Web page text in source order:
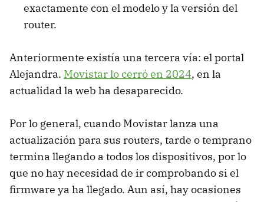
exactamente con el modelo y la versión del
router.
Anteriormente existía una tercera vía: el portal
Alejandra. Movistar lo cerró en 2024, en la
actualidad la web ha desaparecido.
Por lo general, cuando Movistar lanza una
actualización para sus routers, tarde o temprano
termina llegando a todos los dispositivos, por lo
que no hay necesidad de ir comprobando si el
firmware ya ha llegado. Aun así, hay ocasiones